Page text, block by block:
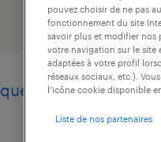
type de contrat
pouvez choisir de ne pas
fonctionnement du site
savoir plus et modifier nos
votre navigation sur le site
adaptées à votre profil
réseaux sociaux, etc.).
l’icône cookie disponible
Liste de nos partenaires